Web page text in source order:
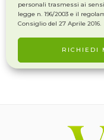
personali trasmessi ai sensi
legge n. 196/2003 e il
Consiglio del 27 Aprile 2016.